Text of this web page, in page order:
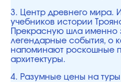
3. Центр древнего мира.
учебников истории
Прекрасную шла именно
легендарные события, о
напоминают роскошные
архитектуры.
4. Разумные цены на